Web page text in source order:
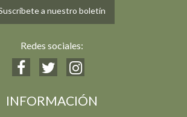
a nuestro boletín
Redes sociales:
INFORMACIÓN